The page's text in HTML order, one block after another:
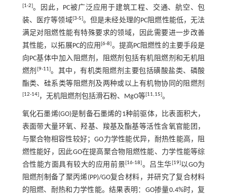
[1-2]。因此，PC被广泛应用于建筑工程、交通、航空、包
装、医疗等领域[3-5]。但是未经处理的PC阻燃性能低，无法
满足对阻燃性能有特殊要求的领域，因此需要进一步改善
其性能，以拓展PC的应用[6-8]。提高PC阻燃性的主要手段是
向PC基体中加入阻燃剂，阻燃剂包括有机阻燃剂和无机阻
燃剂 [9-11]。其中，有机类阻燃剂主要包括磺酸盐类、磷酸
酯类、硅系类等阻燃剂及两种或以上有机物协同的阻燃剂
[12-14]，无机阻燃剂包括滑石粉、MgO等[11,15]。
氧化石墨烯(GO)是制备石墨烯的1种前驱体，比表面积大，
表面带大量环氧、羟基、羧基及酯基等活性含氧官能团，
与聚合物相容性较好；GO力学性能优异，耐热性能高，阻
燃性能好，因此GO在提高聚合物阻燃性能、力学性能等综
合性能方面具有较大的应用前景[16-18]。吕生华[19]以GO为
阻燃剂制备了聚丙烯(PP)/GO复合材料，并研究了复合材料
的阻燃、耐热和力学性能。结果表明：GO掺量0.4%时，复